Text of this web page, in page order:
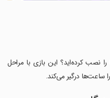
را نصب کرده‌اید؟ این بازی با مراحل
ساعت‌ها درگیر می‌کند.